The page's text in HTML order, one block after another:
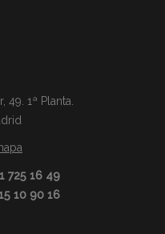
1ª Planta.
725 16 49
10 90 16